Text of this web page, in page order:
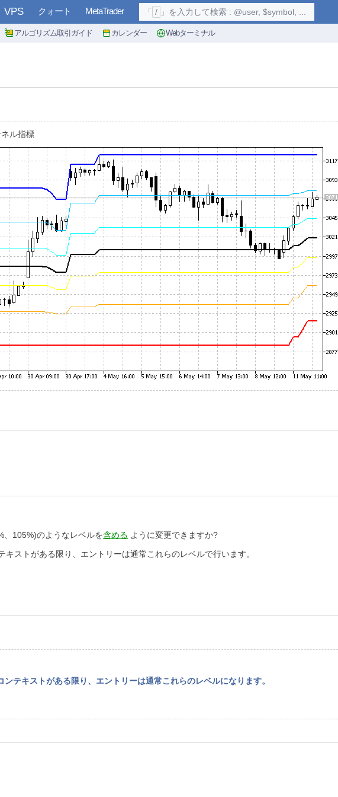
VPS クォート MetaTrader
アルゴリズム取引ガイド カレンダー Webターミナル
「 / 」を入力して検索 : @user, $symbol, ...
ル指標
、105%)のようなレベルを含める ように変更できますか?
ストがある限り、エントリーは通常これらのレベルで行います。
テキストがある限り、エントリーは通常これらのレベルになります。